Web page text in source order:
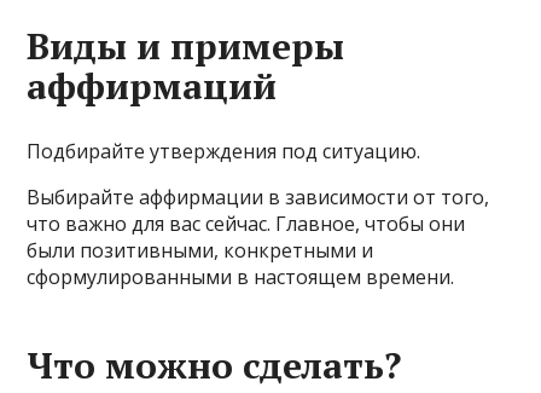
Виды и примеры
аффирмаций
Подбирайте утверждения под ситуацию.
Выбирайте аффирмации в зависимости от того,
что важно для вас сейчас. Главное, чтобы они
были позитивными, конкретными и
сформулированными в настоящем времени.
Что можно сделать?